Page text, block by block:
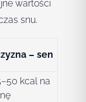
wartości
snu.
– sen
kcal na